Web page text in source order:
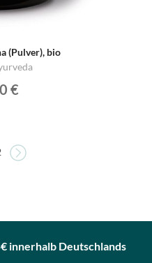
(Pulver), bio
€
gerade die Seite
innerhalb Deutschlands